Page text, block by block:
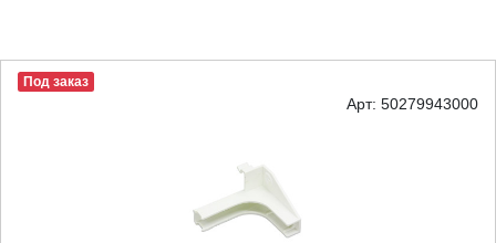
Под заказ
Арт: 50279943000